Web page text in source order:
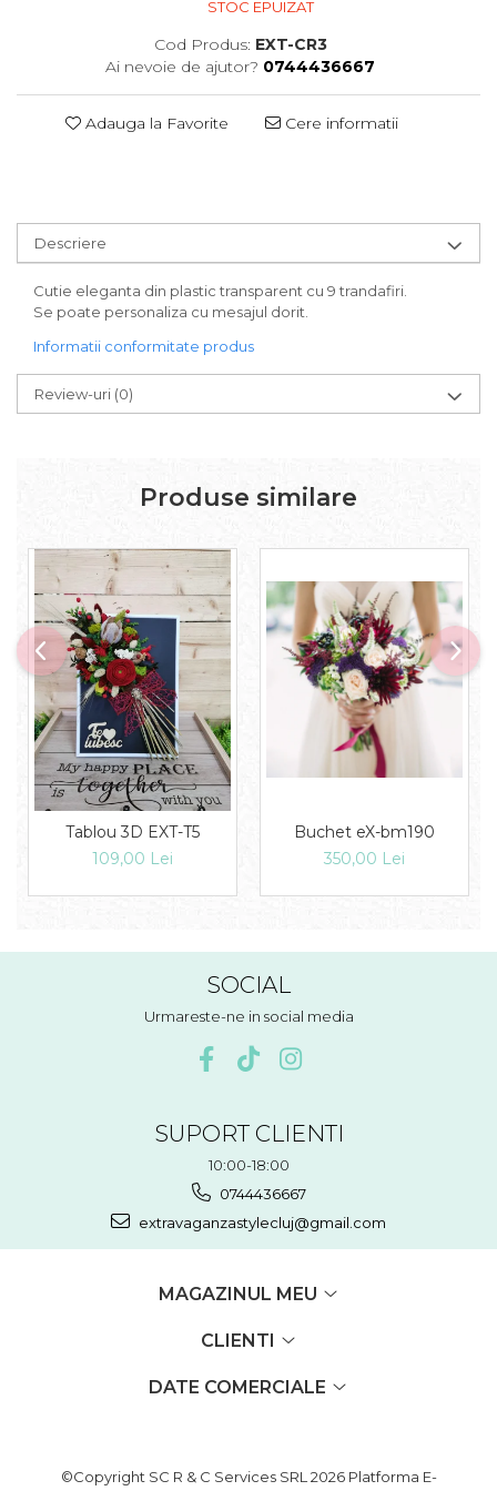
STOC EPUIZAT
Cod Produs: EXT-CR3
Ai nevoie de ajutor? 0744436667
Adauga la Favorite Cere informatii
Descriere
Cutie eleganta din plastic transparent cu 9 trandafiri.
Se poate personaliza cu mesajul dorit.
Informatii conformitate produs
Review-uri (0)
Produse similare
Tablou 3D EXT-T5
109,00 Lei
Buchet eX-bm190
350,00 Lei
SOCIAL
Urmareste-ne in social media
SUPORT CLIENTI
10:00-18:00
0744436667
extravaganzastylecluj@gmail.com
MAGAZINUL MEU
CLIENTI
DATE COMERCIALE
©Copyright SC R & C Services SRL 2026 Platforma E-